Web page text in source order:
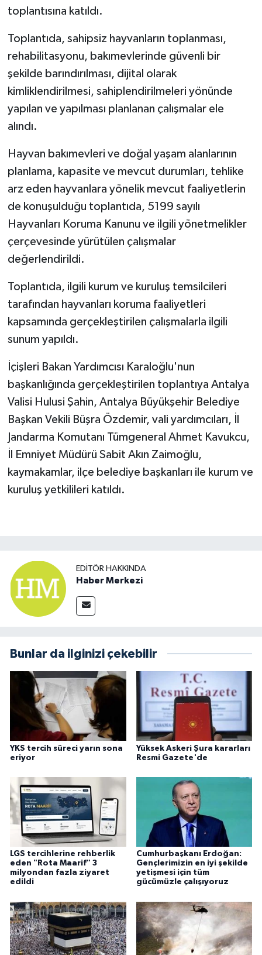
toplantısına katıldı.
Toplantıda, sahipsiz hayvanların toplanması,
rehabilitasyonu, bakımevlerinde güvenli bir
şekilde barındırılması, dijital olarak
kimliklendirilmesi, sahiplendirilmeleri yönünde
yapılan ve yapılması planlanan çalışmalar ele
alındı.
Hayvan bakımevleri ve doğal yaşam alanlarının
planlama, kapasite ve mevcut durumları, tehlike
arz eden hayvanlara yönelik mevcut faaliyetlerin
de konuşulduğu toplantıda, 5199 sayılı
Hayvanları Koruma Kanunu ve ilgili yönetmelikler
çerçevesinde yürütülen çalışmalar
değerlendirildi.
Toplantıda, ilgili kurum ve kuruluş temsilcileri
tarafından hayvanları koruma faaliyetleri
kapsamında gerçekleştirilen çalışmalarla ilgili
sunum yapıldı.
İçişleri Bakan Yardımcısı Karaloğlu'nun
başkanlığında gerçekleştirilen toplantıya Antalya
Valisi Hulusi Şahin, Antalya Büyükşehir Belediye
Başkan Vekili Büşra Özdemir, vali yardımcıları, İl
Jandarma Komutanı Tümgeneral Ahmet Kavukcu,
İl Emniyet Müdürü Sabit Akın Zaimoğlu,
kaymakamlar, ilçe belediye başkanları ile kurum ve
kuruluş yetkilileri katıldı.
EDITÖR HAKKINDA
Haber Merkezi
Bunlar da ilginizi çekebilir
YKS tercih süreci yarın sona
eriyor
Yüksek Askeri Şura kararları
Resmi Gazete'de
LGS tercihlerine rehberlik
eden "Rota Maarif" 3
milyondan fazla ziyaret
edildi
Cumhurbaşkanı Erdoğan:
Gençlerimizin en iyi şekilde
yetişmesi için tüm
gücümüzle çalışıyoruz